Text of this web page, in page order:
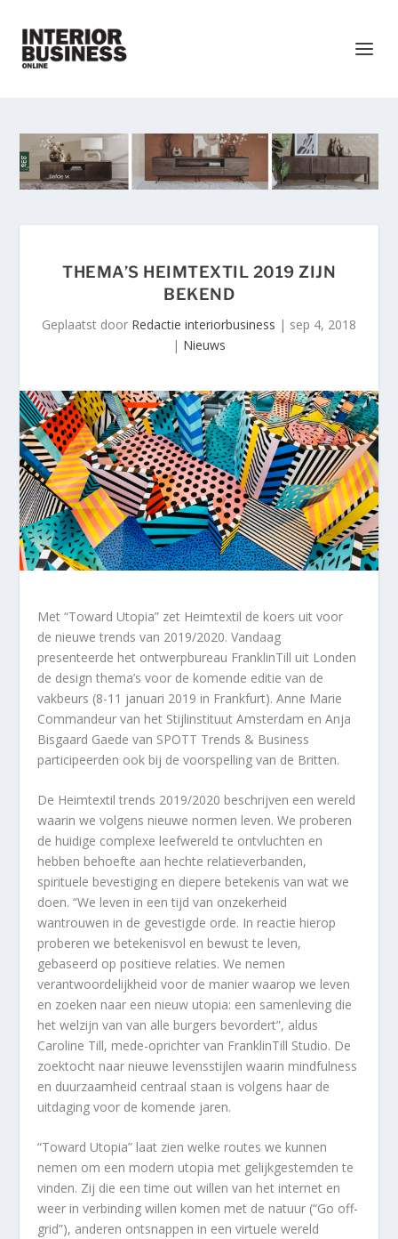
THEMA’S HEIMTEXTIL 2019 ZIJN
BEKEND
Geplaatst door Redactie interiorbusiness | sep 4, 2018
| Nieuws
Met “Toward Utopia” zet Heimtextil de koers uit voor
de nieuwe trends van 2019/2020. Vandaag
presenteerde het ontwerpbureau FranklinTill uit Londen
de design thema’s voor de komende editie van de
vakbeurs (8-11 januari 2019 in Frankfurt). Anne Marie
Commandeur van het Stijlinstituut Amsterdam en Anja
Bisgaard Gaede van SPOTT Trends & Business
participeerden ook bij de voorspelling van de Britten.
De Heimtextil trends 2019/2020 beschrijven een wereld
waarin we volgens nieuwe normen leven. We proberen
de huidige complexe leefwereld te ontvluchten en
hebben behoefte aan hechte relatieverbanden,
spirituele bevestiging en diepere betekenis van wat we
doen. “We leven in een tijd van onzekerheid
wantrouwen in de gevestigde orde. In reactie hierop
proberen we betekenisvol en bewust te leven,
gebaseerd op positieve relaties. We nemen
verantwoordelijkheid voor de manier waarop we leven
en zoeken naar een nieuw utopia: een samenleving die
het welzijn van van alle burgers bevordert”, aldus
Caroline Till, mede-oprichter van FranklinTill Studio. De
zoektocht naar nieuwe levensstijlen waarin mindfulness
en duurzaamheid centraal staan is volgens haar de
uitdaging voor de komende jaren.
“Toward Utopia” laat zien welke routes we kunnen
nemen om een modern utopia met gelijkgestemden te
vinden. Zij die een time out willen van het internet en
weer in verbinding willen komen met de natuur (“Go off-
grid”), anderen ontsnappen in een virtuele wereld